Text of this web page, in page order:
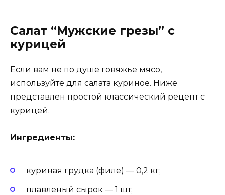
Салат “Мужские грезы” с
курицей
Если вам не по душе говяжье мясо,
используйте для салата куриное. Ниже
представлен простой классический рецепт с
курицей.
Ингредиенты:
куриная грудка (филе) — 0,2 кг;
плавленый сырок — 1 шт;